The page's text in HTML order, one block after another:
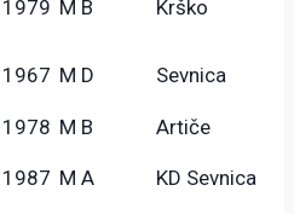
1979 M B Krško
1967 M D Sevnica
1978 M B Artiče
1987 M A KD Sevnica